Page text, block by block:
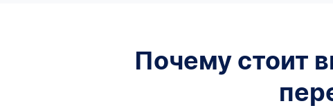
Почему стоит